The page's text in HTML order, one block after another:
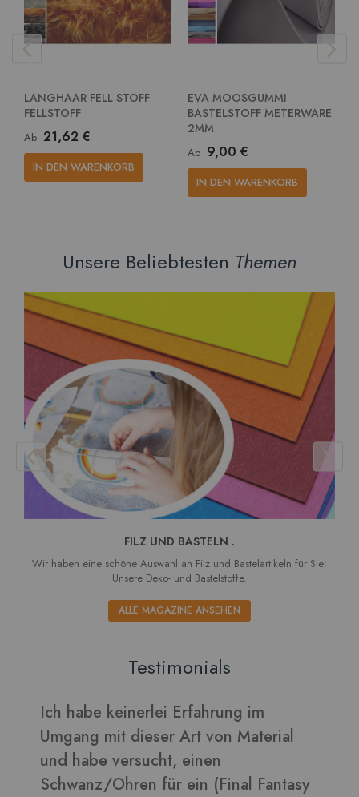
LANGHAAR FELL STOFF
FELLSTOFF
Ab 21,62 €
IN DEN WARENKORB
EVA MOOSGUMMI
BASTELSTOFF METERWARE
2MM
Ab 9,00 €
IN DEN WARENKORB
Unsere Beliebtesten Themen
FILZ UND BASTELN .
Wir haben eine schöne Auswahl an Filz und Bastelartikeln für Sie:
Unsere Deko- und Bastelstoffe.
ALLE MAGAZINE ANSEHEN
Testimonials
Fantasy
Verarbeitet sich gut und die
daraus sehen toll aus ????
Bilder in dieser Rezension